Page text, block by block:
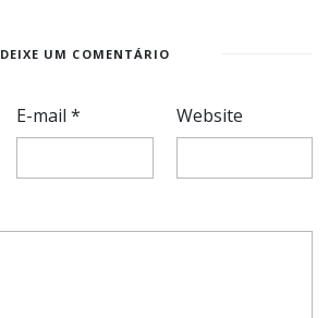
DEIXE UM COMENTÁRIO
E-mail* Website